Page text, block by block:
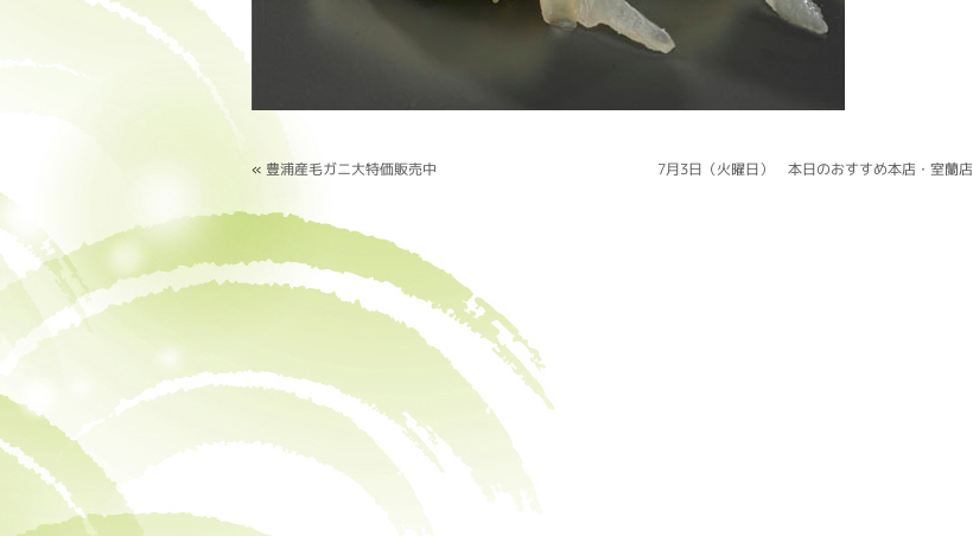
« 豊浦産毛ガニ大特価販売中 7月3日（火曜日） 本日のおすすめ本店・室蘭店